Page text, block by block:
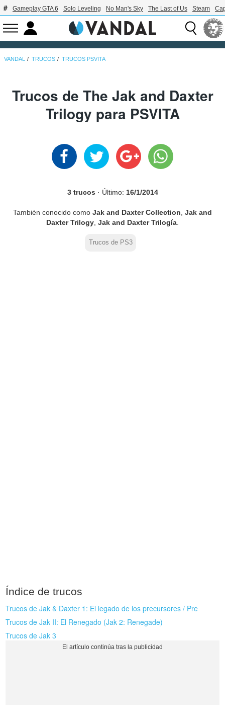
Gameplay GTA 6 Solo Leveling No Man's Sky The Last of Us Steam
VANDAL TRUCOS TRUCOS PSVITA
Trucos de The Jak and Daxter
Trilogy para PSVITA
3 trucos · Último: 16/1/2014
También conocido como Jak and Daxter Collection Jak and
Daxter Trilogy Jak and Daxter Trilogía
Trucos de PS3
Índice de trucos
Trucos de Jak & Daxter 1: El legado de los precursores / Pre
Trucos de Jak II: El Renegado (Jak 2: Renegade)
Trucos de Jak 3